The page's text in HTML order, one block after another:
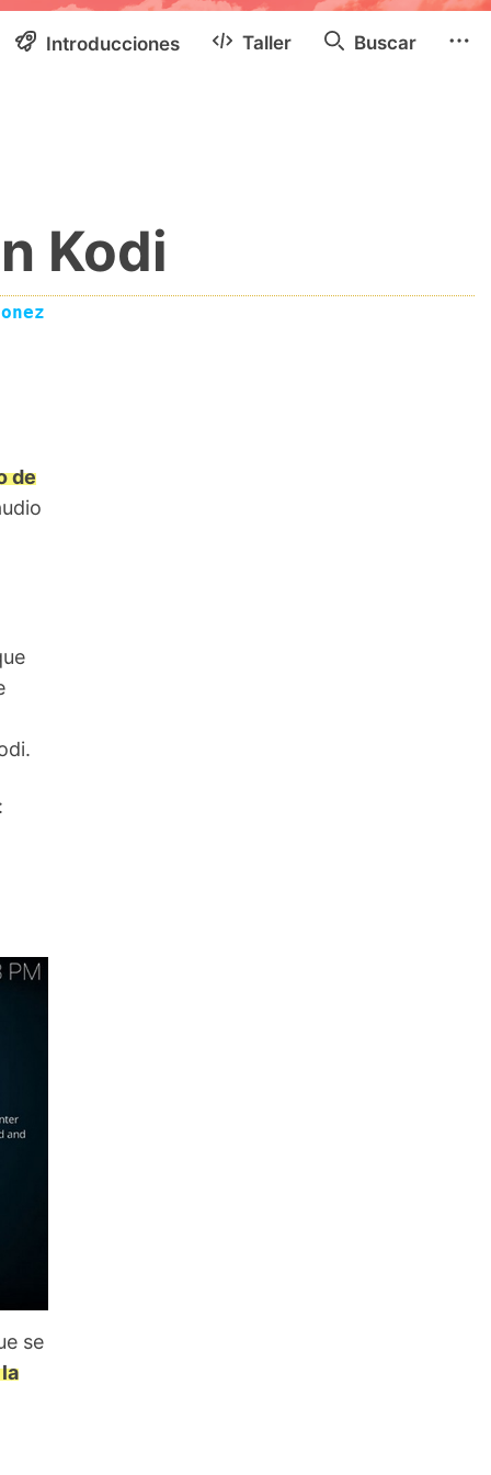
Introducciones Taller Buscar
Kodi
de
se